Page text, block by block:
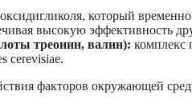
который
высокую эффективность
треонин, валин): комплекс
cerevisiae.
факторов окружающей